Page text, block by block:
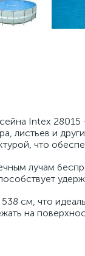
Intex
листьев и
что
лучам
см, что
на